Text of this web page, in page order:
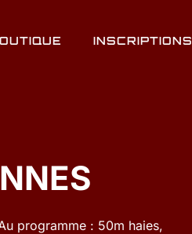
INSCRIPTIONS
programme : 50m haies,